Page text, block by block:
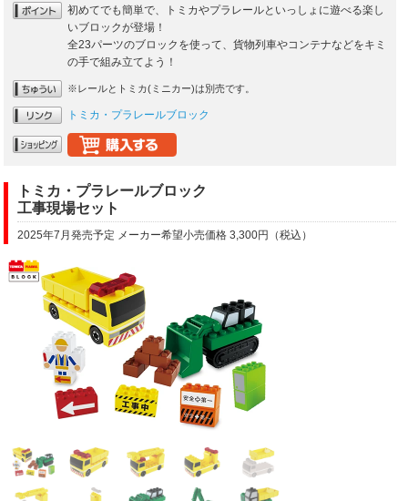
初めてでも簡単で、トミカやプラレールといっしょに遊べる楽し
いブロックが登場！
全23パーツのブロックを使って、貨物列車やコンテナなどをキミ
の手で組み立てよう！
※レールとトミカ(ミニカー)は別売です。
トミカ・プラレールブロック
トミカ・プラレールブロック
工事現場セット
2025年7月発売予定 メーカー希望小売価格 3,300円（税込）